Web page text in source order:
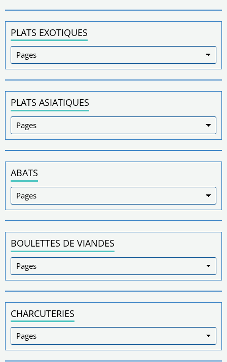
PLATS EXOTIQUES
PLATS ASIATIQUES
ABATS
BOULETTES DE VIANDES
CHARCUTERIES